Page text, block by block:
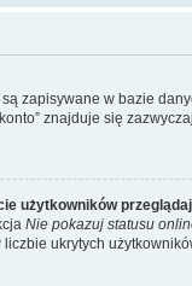
zapisywane w bazie
znajduje się
użytkowników
Nie pokazuj statusu
ukrytych